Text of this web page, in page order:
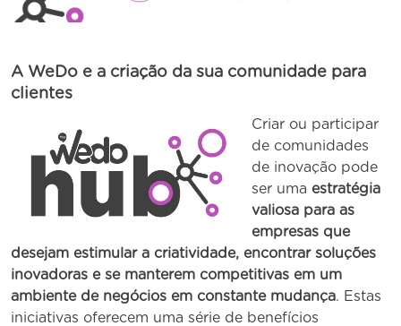
A WeDo e a criação da sua comunidade para
clientes
Criar ou participar
de comunidades
de inovação pode
ser uma estratégia
valiosa para as
empresas que
desejam estimular a criatividade, encontrar soluções
inovadoras e se manterem competitivas em um
ambiente de negócios em constante mudança. Estas
iniciativas oferecem uma série de benefícios